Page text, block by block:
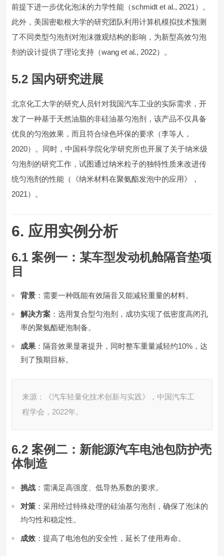
前提下进一步优化泡沫的力学性能（schmidt et al., 2021）。
此外，美国密歇根大学的研究团队利用计算机模拟技术预测
了不同类型匀泡剂对泡沫微观结构的影响，为新型高效匀泡
剂的设计提供了理论支持（wang et al., 2022）。
5.2 国内研究进展
北京化工大学的研究人员针对我国汽车工业的实际需求，开
发了一种基于天然油脂的非硅油基匀泡剂，该产品不仅具备
优良的匀泡效果，而且符合绿色环保的要求（李等人，
2020）。同时，中国科学院化学研究所也开展了关于纳米级
匀泡剂的研究工作，试图通过纳米粒子的独特性质来改进传
统匀泡剂的性能（《纳米材料在聚氨酯发泡中的应用》，
2021）。
6. 应用实例分析
6.1 案例一：某车型发动机舱隔音垫项
目
背景 ：需要一种既能有效隔音又能减轻重量的材料。
解决方案 ：选用复合型匀泡剂，成功实现了低密度高闭孔
率的聚氨酯硬泡制备。
成果 ：隔音效果显著提升，同时整车重量减轻约10%，达
到了预期目标。
来源：《汽车轻量化技术创新与实践》，中国汽车工
程学会，2022年。
6.2 案例二：新能源汽车电池包防护壳
体制造
挑战 ：需满足高强度、低导热系数的要求。
对策 ：采用经过特殊处理的硅油基匀泡剂，确保了泡沫的
均匀性和稳定性。
成效 ：提高了电池包的安全性，延长了使用寿命。